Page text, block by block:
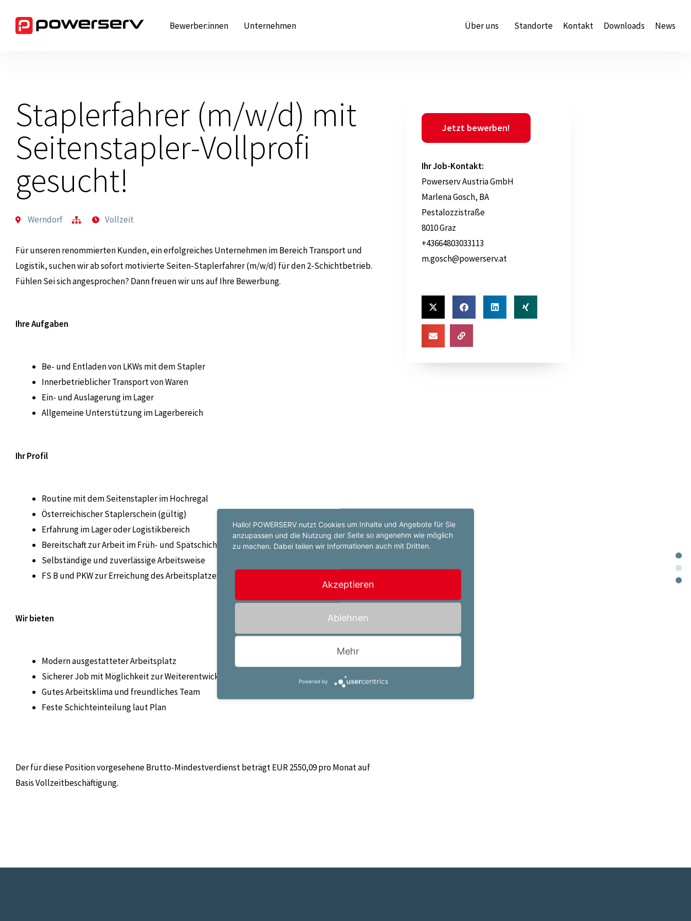
Inhalt
Bewerber:innen Unternehmen Über uns Standorte Kontakt Downloads News
Staplerfahrer (m/w/d) mit
Seitenstapler-Vollprofi
gesucht!
Werndorf Vollzeit
Für unseren renommierten Kunden, ein erfolgreiches Unternehmen im Bereich Transport und
Logistik, suchen wir ab sofort motivierte Seiten-Staplerfahrer (m/w/d) für den 2-Schichtbetrieb.
Fühlen Sei sich angesprochen? Dann freuen wir uns auf Ihre Bewerbung.
Ihre Aufgaben
Be- und Entladen von LKWs mit dem Stapler
Innerbetrieblicher Transport von Waren
Ein- und Auslagerung im Lager
Allgemeine Unterstützung im Lagerbereich
Ihr Profil
Routine mit dem Seitenstapler im Hochregal
Österreichischer Staplerschein (gültig)
Erfahrung im Lager oder Logistikbereich
Bereitschaft zur Arbeit im Früh- und Spätschichtsystem
Selbständige und zuverlässige Arbeitsweise
FS B und PKW zur Erreichung des Arbeitsplatzes
Wir bieten
Modern ausgestatteter Arbeitsplatz
Sicherer Job mit Möglichkeit zur Weiterentwicklung
Gutes Arbeitsklima und freundliches Team
Feste Schichteinteilung laut Plan
Der für diese Position vorgesehene Brutto-Mindestverdienst beträgt EUR 2550,09 pro Monat auf
Basis Vollzeitbeschäftigung.
Jetzt bewerben!
Ihr Job-Kontakt:
Powerserv Austria GmbH
Marlena Gosch, BA
Pestalozzistraße
8010 Graz
+43664803033113
m.gosch@powerserv.at
Hallo! POWERSERV nutzt Cookies um Inhalte und Angebote für Sie
anzupassen und die Nutzung der Seite so angenehm wie möglich
zu machen. Dabei teilen wir Informationen auch mit Dritten.
Akzeptieren
Ablehnen
Mehr
Powered by